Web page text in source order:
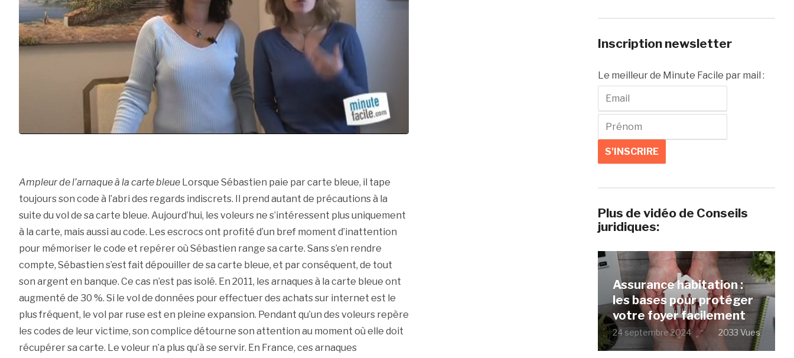
Ampleur de l’arnaque à la carte bleueLorsque Sébastien paie par carte bleue, il tape
toujours son code à l’abri des regards indiscrets. Il prend autant de précautions à la
suite du vol de sa carte bleue. Aujourd’hui, les voleurs ne s’intéressent plus uniquement
à la carte, mais aussi au code. Les escrocs ont profité d’un bref moment d’inattention
pour mémoriser le code et repérer où Sébastien range sa carte. Sans s’en rendre
compte, Sébastien s’est fait dépouiller de sa carte bleue, et par conséquent, de tout
son argent en banque. Ce cas n’est pas isolé. En 2011, les arnaques à la carte bleue ont
augmenté de 30 %. Si le vol de données pour effectuer des achats sur internet est le
plus fréquent, le vol par ruse est en pleine expansion. Pendant qu’un des voleurs repère
les codes de leur victime, son complice détourne son attention au moment où elle doit
récupérer sa carte. Le voleur n’a plus qu’à se servir. En France, ces arnaques
Inscription newsletter
Le meilleur de Minute Facile par mail :
Plus de vidéo de Conseils
juridiques:
Assurance habitation :
les bases pour protéger
votre foyer facilement
24 septembre 2024 2033 Vues